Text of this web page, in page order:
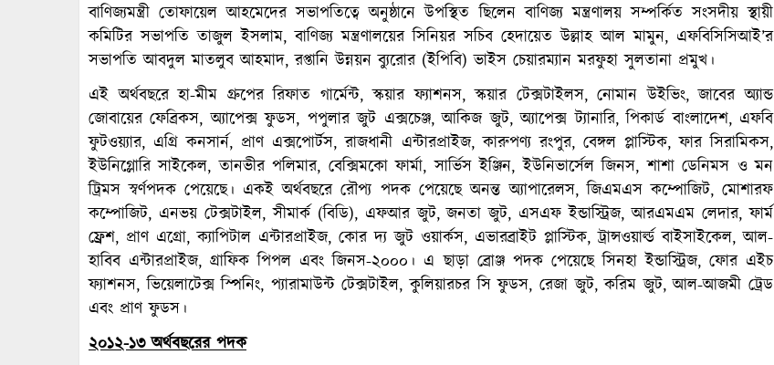
বাণিজ্যমন্ত্রী তোফায়েল আহমেদের সভাপতিত্বে অনুষ্ঠানে উপস্থিত ছিলেন বাণিজ্য মন্ত্রণালয় সম্পর্কিত সংসদীয় স্থায়ী
কমিটির সভাপতি তাজুল ইসলাম, বাণিজ্য মন্ত্রণালয়ের সিনিয়র সচিব হেদায়েত উল্লাহ আল মামুন, এফবিসিসিআই’র
সভাপতি আবদুল মাতলুব আহমাদ, রপ্তানি উন্নয়ন ব্যুরোর (ইপিবি) ভাইস চেয়ারম্যান মরফুহা সুলতানা প্রমুখ।
এই অর্থবছরে হা-মীম গ্রুপের রিফাত গার্মেন্ট, স্কয়ার ফ্যাশনস, স্কয়ার টেক্সটাইলস, নোমান উইভিং, জাবের অ্যান্ড
জোবায়ের ফেব্রিকস, অ্যাপেক্স ফুডস, পপুলার জুট এক্সচেঞ্জ, আকিজ জুট, অ্যাপেক্স ট্যানারি, পিকার্ড বাংলাদেশ, এফবি
ফুটওয়্যার, এগ্রি কনসার্ন, প্রাণ এক্সপোর্টস, রাজধানী এন্টারপ্রাইজ, কারুপণ্য রংপুর, বেঙ্গল প্লাস্টিক, ফার সিরামিকস,
ইউনিগ্লোরি সাইকেল, তানভীর পলিমার, বেক্সিমকো ফার্মা, সার্ভিস ইঞ্জিন, ইউনিভার্সেল জিনস, শাশা ডেনিমস ও মন
ট্রিমস স্বর্ণপদক পেয়েছে। একই অর্থবছরে রৌপ্য পদক পেয়েছে অনন্ত অ্যাপারেলস, জিএমএস কম্পোজিট, মোশারফ
কম্পোজিট, এনভয় টেক্সটাইল, সীমার্ক (বিডি), এফআর জুট, জনতা জুট, এসএফ ইন্ডাস্ট্রিজ, আরএমএম লেদার, ফার্ম
ফ্রেশ, প্রাণ এগ্রো, ক্যাপিটাল এন্টারপ্রাইজ, কোর দ্য জুট ওয়ার্কস, এভারব্রাইট প্লাস্টিক, ট্রান্সওয়ার্ল্ড বাইসাইকেল, আল-
হাবিব এন্টারপ্রাইজ, গ্রাফিক পিপল এবং জিনস-২০০০। এ ছাড়া ব্রোঞ্জ পদক পেয়েছে সিনহা ইন্ডাস্ট্রিজ, ফোর এইচ
ফ্যাশনস, ভিয়েলাটেক্স স্পিনিং, প্যারামাউন্ট টেক্সটাইল, কুলিয়ারচর সি ফুডস, রেজা জুট, করিম জুট, আল-আজমী ট্রেড
এবং প্রাণ ফুডস।
২০১২-১৩ অর্থবছরের পদক